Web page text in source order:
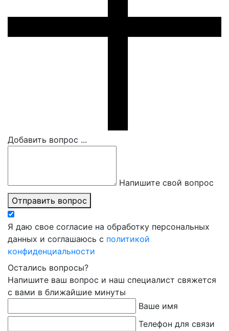
Добавить вопрос ...
Напишите свой вопрос
Отправить вопрос
Я даю свое согласие на обработку персональных
данных и соглашаюсь с политикой
конфиденциальности
Остались вопросы?
Напишите ваш вопрос и наш специалист свяжется
с вами в ближайшие минуты
Ваше имя
Телефон для связи